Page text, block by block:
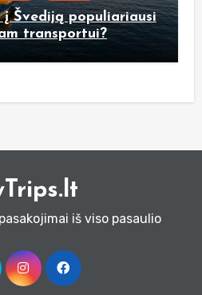
Švediją populiariausi
transportui?
iš viso pasaulio